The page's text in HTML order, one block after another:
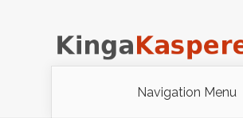
Navigation Menu